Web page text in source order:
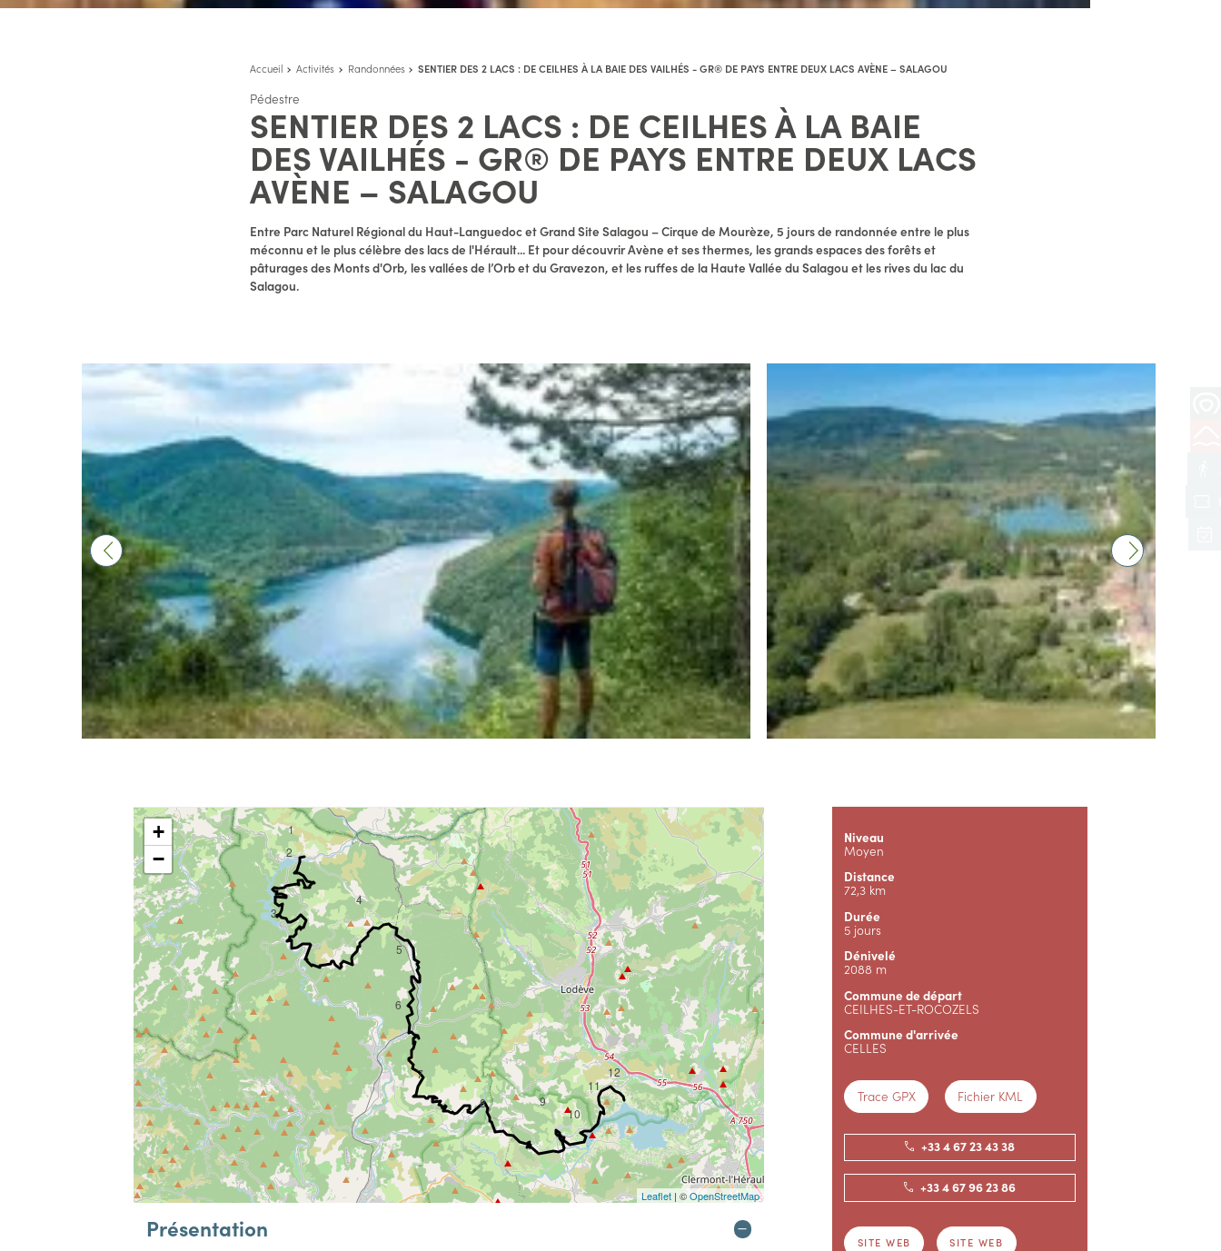
Accueil Activités Randonnées SENTIER DES 2 LACS : DE CEILHES À LA BAIE DES VAILHÉS - GR® DE PAYS ENTRE DEUX LACS AVÈNE – SALAGOU
Pédestre
SENTIER DES 2 LACS : DE CEILHES À LA BAIE
DES VAILHÉS - GR® DE PAYS ENTRE DEUX LACS
AVÈNE – SALAGOU
Entre Parc Naturel Régional du Haut-Languedoc et Grand Site Salagou – Cirque de Mourèze, 5 jours de randonnée entre le plus
méconnu et le plus célèbre des lacs de l'Hérault... Et pour découvrir Avène et ses thermes, les grands espaces des forêts et
pâturages des Monts d'Orb, les vallées de l’Orb et du Gravezon, et les ruffes de la Haute Vallée du Salagou et les rives du lac du
Salagou.
1
2
3
4
5
6
7
8
9
10
11
12
+
−
Leaflet| ©OpenStreetMap
Présentation
Niveau
Moyen
Distance
72,3 km
Durée
5 jours
Dénivelé
2088 m
Commune de départ
CEILHES-ET-ROCOZELS
Commune d'arrivée
CELLES
Trace GPX Fichier KML
+33 4 67 23 43 38
+33 4 67 96 23 86
SITE WEB SITE WEB